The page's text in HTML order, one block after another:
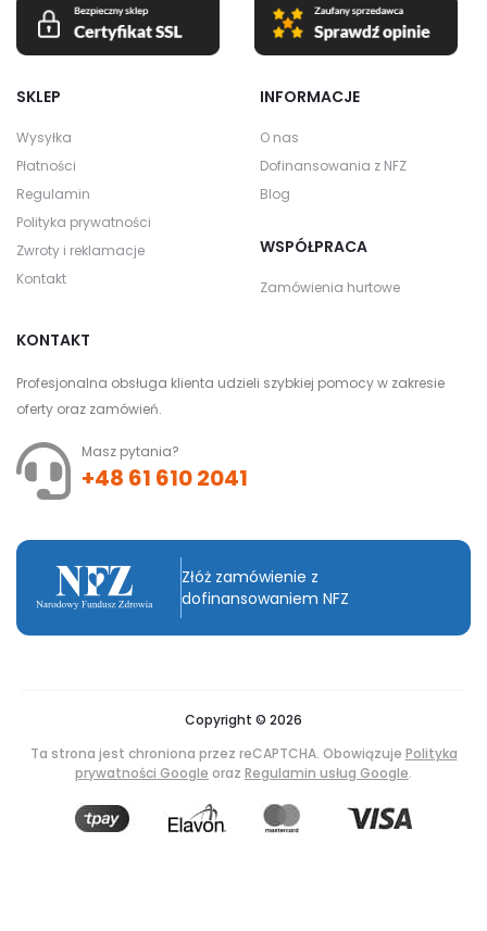
SKLEP
Wysyłka
Płatności
Regulamin
Polityka prywatności
Zwroty i reklamacje
Kontakt
INFORMACJE
O nas
Dofinansowania z NFZ
Blog
WSPÓŁPRACA
Zamówienia hurtowe
KONTAKT
Profesjonalna obsługa klienta udzieli szybkiej pomocy w zakresie
oferty oraz zamówień.
Masz pytania?
+48 61 610 2041
Złóż zamówienie z
dofinansowaniem NFZ
Copyright © 2026
Ta strona jest chroniona przez reCAPTCHA. Obowiązuje Polityka
prywatności Google oraz Regulamin usług Google.